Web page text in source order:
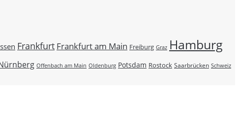
Frankfurt Frankfurt am Main Freiburg Graz Hamburg
Offenbach am Main Oldenburg Potsdam Rostock Saarbrücken Schweiz